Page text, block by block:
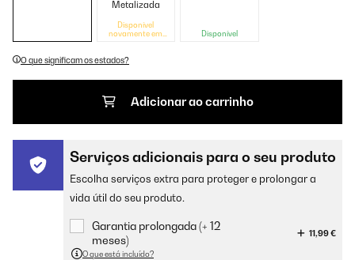
Metalizada
Disponível
novamente em
Disponível
O que significam os estados?
Adicionar ao carrinho
Serviços adicionais para o seu produto
Escolha serviços extra para proteger e prolongar a
vida útil do seu produto.
Garantia prolongada (+ 12
meses)
11,99 €
O que está incluído?